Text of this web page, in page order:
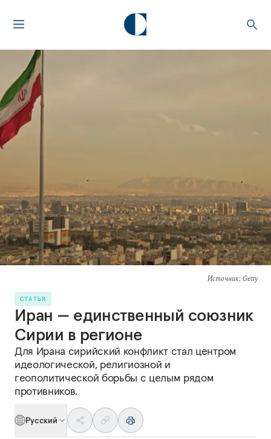
Источник: Getty
СТАТЬЯ
Иран — единственный союзник
Сирии в регионе
Для Ирана сирийский конфликт стал центром
идеологической, религиозной и
геополитической борьбы с целым рядом
противников.
Русский